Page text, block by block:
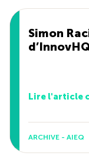
Simon
Lire l'article
ARCHIVE - AIEQ